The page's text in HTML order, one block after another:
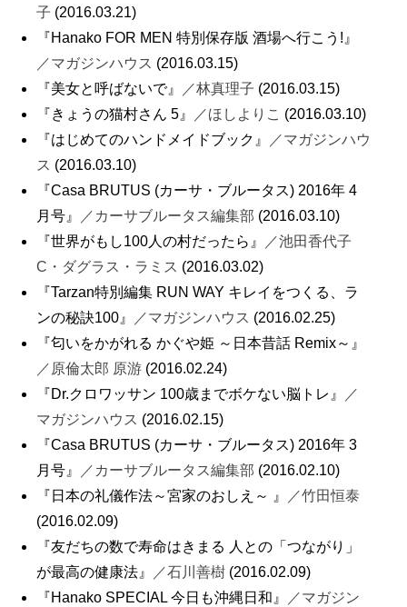
子 (2016.03.21)
『Hanako FOR MEN 特別保存版 酒場へ行こう!』
／マガジンハウス (2016.03.15)
『美女と呼ばないで』
／林真理子 (2016.03.15)
『きょうの猫村さん 5』
／ほしよりこ (2016.03.10)
『はじめてのハンドメイドブック』
／マガジンハウ
ス (2016.03.10)
『Casa BRUTUS (カーサ・ブルータス) 2016年 4
月号』
／カーサブルータス編集部 (2016.03.10)
『世界がもし100人の村だったら』
／池田香代子
C・ダグラス・ラミス (2016.03.02)
『Tarzan特別編集 RUN WAY キレイをつくる、ラ
ンの秘訣100』
／マガジンハウス (2016.02.25)
『匂いをかがれる かぐや姫 ～日本昔話 Remix～』
／原倫太郎 原游 (2016.02.24)
『Dr.クロワッサン 100歳までボケない脳トレ』
／
マガジンハウス (2016.02.15)
『Casa BRUTUS (カーサ・ブルータス) 2016年 3
月号』
／カーサブルータス編集部 (2016.02.10)
『日本の礼儀作法～宮家のおしえ～ 』
／竹田恒泰
(2016.02.09)
『友だちの数で寿命はきまる 人との「つながり」
が最高の健康法』
／石川善樹 (2016.02.09)
『Hanako SPECIAL 今日も沖縄日和』
／マガジン